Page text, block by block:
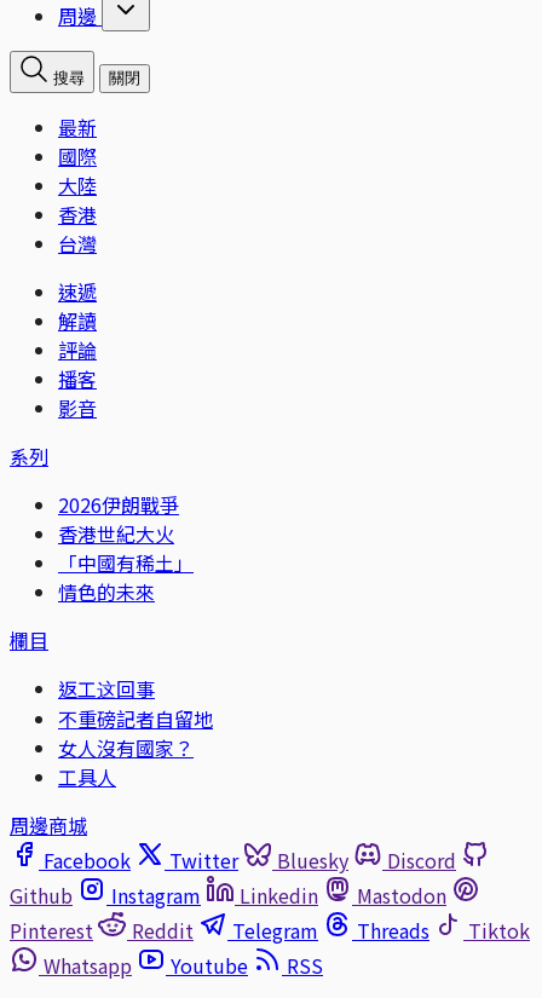
周邊
搜尋 關閉
最新
國際
大陸
香港
台灣
速遞
解讀
評論
播客
影音
系列
2026伊朗戰爭
香港世紀大火
「中國有稀土」
情色的未來
欄目
返工这回事
不重磅記者自留地
女人沒有國家？
工具人
周邊商城
Facebook
Twitter Bluesky
Discord
Github
Instagram Linkedin
Mastodon
Pinterest
Reddit Telegram Threads
Tiktok
Whatsapp
Youtube
RSS